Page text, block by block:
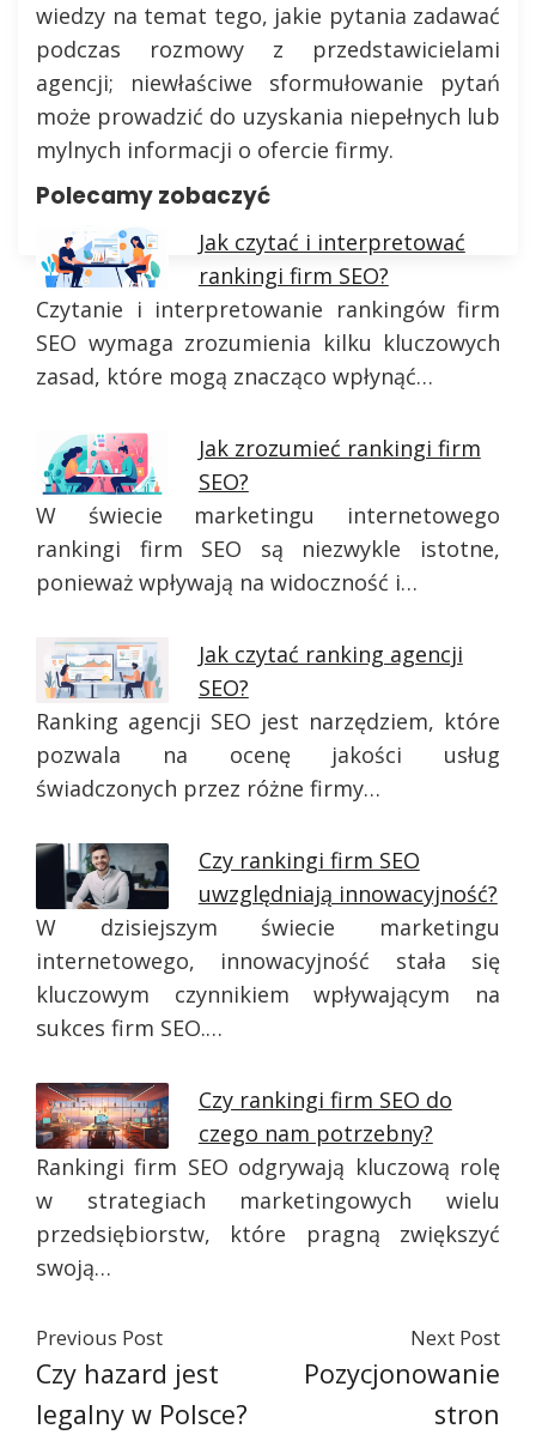
wiedzy na temat tego, jakie pytania zadawać
podczas rozmowy z przedstawicielami
agencji; niewłaściwe sformułowanie pytań
może prowadzić do uzyskania niepełnych lub
mylnych informacji o ofercie firmy.
Polecamy zobaczyć
Jak czytać i interpretować
rankingi firm SEO?
Czytanie i interpretowanie rankingów firm
SEO wymaga zrozumienia kilku kluczowych
zasad, które mogą znacząco wpłynąć…
Jak zrozumieć rankingi firm
SEO?
W świecie marketingu internetowego
rankingi firm SEO są niezwykle istotne,
ponieważ wpływają na widoczność i…
Jak czytać ranking agencji
SEO?
Ranking agencji SEO jest narzędziem, które
pozwala na ocenę jakości usług
świadczonych przez różne firmy…
Czy rankingi firm SEO
uwzględniają innowacyjność?
W dzisiejszym świecie marketingu
internetowego, innowacyjność stała się
kluczowym czynnikiem wpływającym na
sukces firm SEO.…
Czy rankingi firm SEO do
czego nam potrzebny?
Rankingi firm SEO odgrywają kluczową rolę
w strategiach marketingowych wielu
przedsiębiorstw, które pragną zwiększyć
swoją…
Previous Post
Czy hazard jest
legalny w Polsce?
Next Post
Pozycjonowanie
stron